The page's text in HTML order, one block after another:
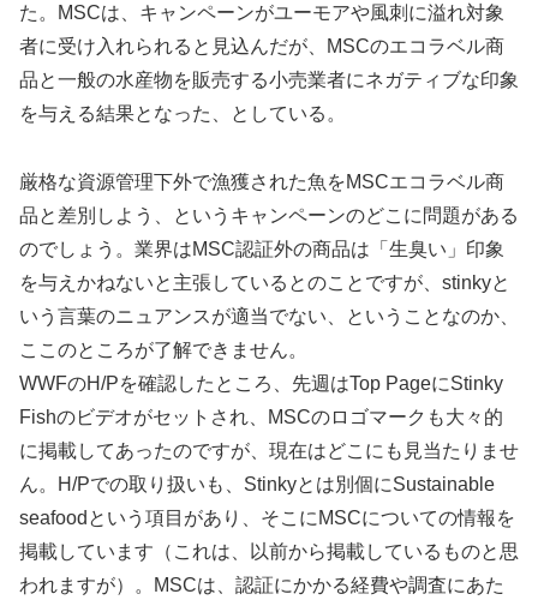
た。MSCは、キャンペーンがユーモアや風刺に溢れ対象
者に受け入れられると見込んだが、MSCのエコラベル商
品と一般の水産物を販売する小売業者にネガティブな印象
を与える結果となった、としている。
厳格な資源管理下外で漁獲された魚をMSCエコラベル商
品と差別しよう、というキャンペーンのどこに問題がある
のでしょう。業界はMSC認証外の商品は「生臭い」印象
を与えかねないと主張しているとのことですが、stinkyと
いう言葉のニュアンスが適当でない、ということなのか、
ここのところが了解できません。
WWFのH/Pを確認したところ、先週はTop PageにStinky
Fishのビデオがセットされ、MSCのロゴマークも大々的
に掲載してあったのですが、現在はどこにも見当たりませ
ん。H/Pでの取り扱いも、Stinkyとは別個にSustainable
seafoodという項目があり、そこにMSCについての情報を
掲載しています（これは、以前から掲載しているものと思
われますが）。MSCは、認証にかかる経費や調査にあた